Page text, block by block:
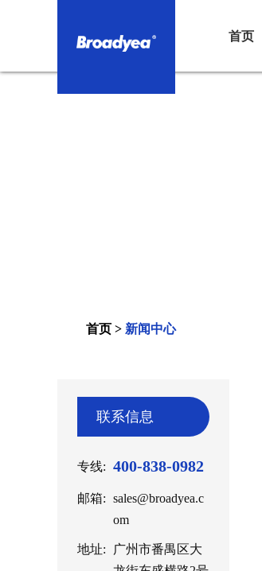
首页
首页> 新闻中心
联系信息
专线: 400-838-0982
邮箱: sales@broadyea.c
om
地址:
广州市番禺区大